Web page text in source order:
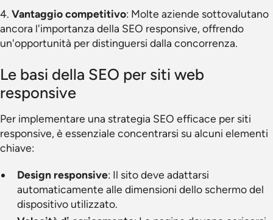
4. Vantaggio competitivo: Molte aziende sottovalutano
ancora l'importanza della SEO responsive, offrendo
un'opportunità per distinguersi dalla concorrenza.
Le basi della SEO per siti web
responsive
Per implementare una strategia SEO efficace per siti
responsive, è essenziale concentrarsi su alcuni elementi
chiave:
Design responsive: Il sito deve adattarsi
automaticamente alle dimensioni dello schermo del
dispositivo utilizzato.